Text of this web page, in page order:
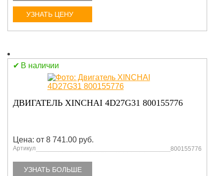
УЗНАТЬ ЦЕНУ
В наличии
ДВИГАТЕЛЬ XINCHAI 4D27G31 800155776
Цена: от 8 741.00 руб.
Артикул 800155776
УЗНАТЬ БОЛЬШЕ